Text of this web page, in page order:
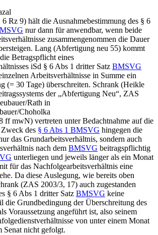
6 Rz 9) hält die Ausnahmebestimmung des § 6
nur dann für anwendbar, wenn beide
zusammengenommen die Dauer
Lang (Abfertigung neu 55) kommt
Betragspflicht eines
iSd § 6 Abs 1 dritter Satz BMSVG
Arbeitsverhältnisse in Summe ein
(= 30 Tage) überschreiten. Schrank (Heikle
der „Abfertigung Neu“, ZAS
Rath in
Choholka
ff mwN) vertreten unter Bedachtnahme auf die
des § 6 Abs 1 BMSVG hingegen die
das Grundarbeitsverhältnis, sondern auch
nach dem BMSVG beitragspflichtig
unterliegen und jeweils länger als ein Monat
für das Nachfolgearbeitsverhältnis eine
Da diese Auslegung, wie bereits oben
(ZAS 2003/3, 17) auch zugestanden
§ 6 Abs 1 dritter Satz BMSVG keine
die Grundbedingung der Überschreitung des
Voraussetzung angeführt ist, also seinem
von unter einem Monat
Senat nicht gefolgt.